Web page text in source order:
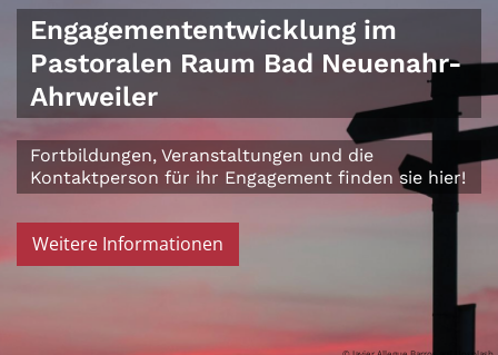
Engagemententwicklung im
Pastoralen Raum Bad Neuenahr-
Ahrweiler
Fortbildungen, Veranstaltungen und die
Kontaktperson für ihr Engagement finden sie hier!
Weitere Informationen